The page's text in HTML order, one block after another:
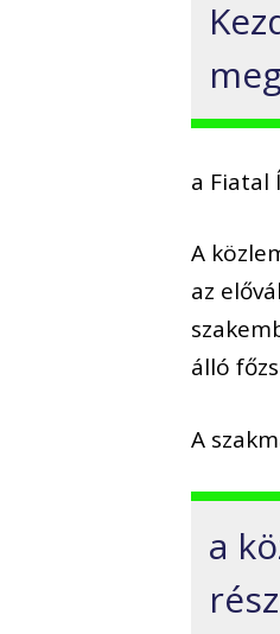
meg
a Fiatal
A
az
álló
A
a